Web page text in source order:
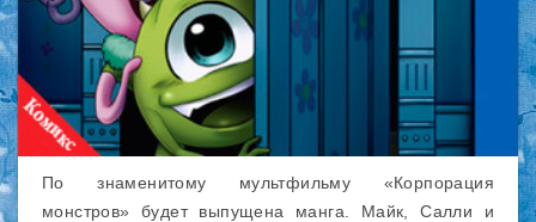
По знаменитому мультфильму «Корпорация
монстров» будет выпущена манга. Майк, Салли и